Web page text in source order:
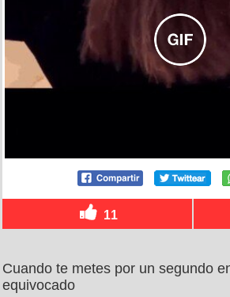
11
Cuando te metes por un segundo
equivocado